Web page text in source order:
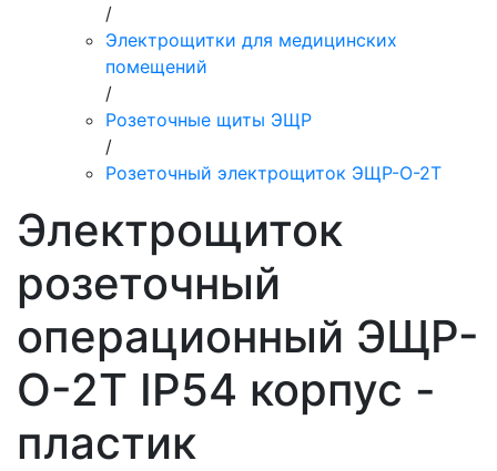
/
Электрощитки для медицинских
помещений
/
Розеточные щиты ЭЩР
/
Розеточный электрощиток ЭЩР-О-2Т
Электрощиток
розеточный
операционный ЭЩР-
О-2Т IP54 корпус -
пластик